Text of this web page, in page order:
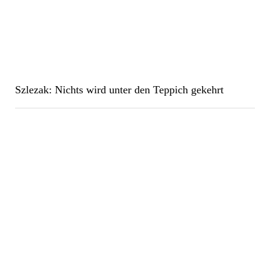
Szlezak: Nichts wird unter den Teppich gekehrt